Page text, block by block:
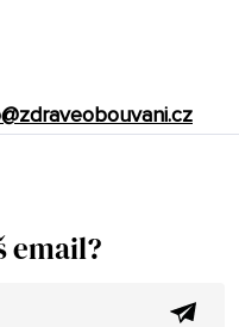
email?